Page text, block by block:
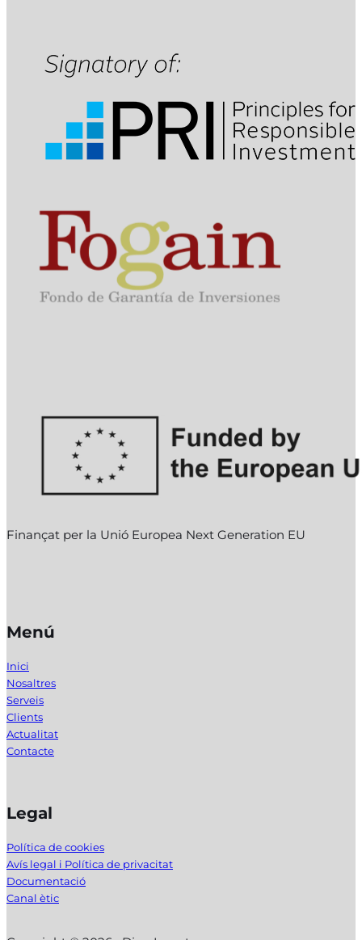
Finançat per la Unió Europea Next Generation EU
Menú
Inici
Nosaltres
Serveis
Clients
Actualitat
Contacte
Legal
Política de cookies
Avís legal i Política de privacitat
Documentació
Canal ètic